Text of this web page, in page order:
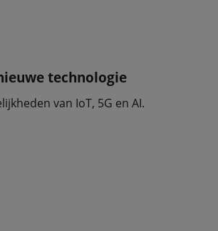
technologie
van IoT, 5G en AI.